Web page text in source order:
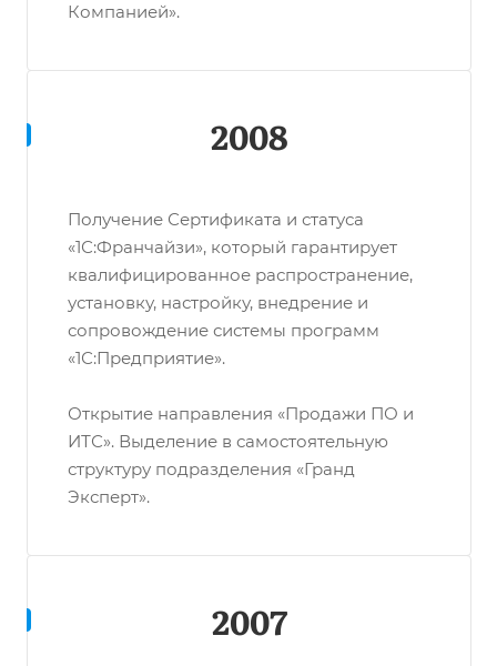
Компанией».
2008
Получение Сертификата и статуса
«1С:Франчайзи», который гарантирует
квалифицированное распространение,
установку, настройку, внедрение и
сопровождение системы программ
«1С:Предприятие».
Открытие направления «Продажи ПО и
ИТС». Выделение в самостоятельную
структуру подразделения «Гранд
Эксперт».
2007